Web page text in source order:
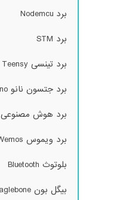
برد Nodemcu
برد STM
برد تینسی Teensy
برد جتسون نانو Jetson Nano
برد هوش مصنوعی Sipeed
برد ویموس Wemos
بلوتوث Bluetooth
بیگل بون Beaglebone